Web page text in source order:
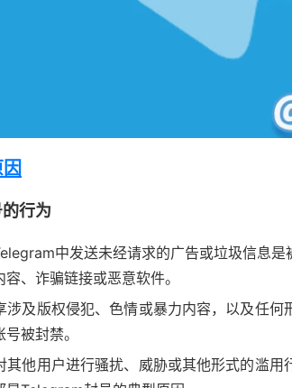
行为
中发送未经请求的广告或垃圾信息
、诈骗链接或恶意软件。
涉及版权侵犯、色情或暴力内容，以及任
被封禁。
其他用户进行骚扰、威胁或其他形式的滥